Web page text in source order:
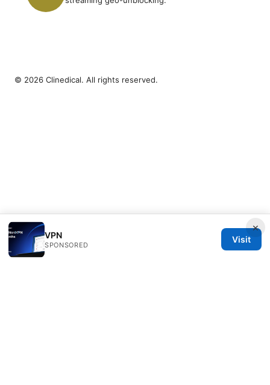
×
VPN
SPONSORED
Visit
© 2026 Clinedical. All rights reserved.